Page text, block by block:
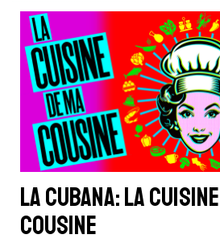
LA CUBANA: LA
COUSINE